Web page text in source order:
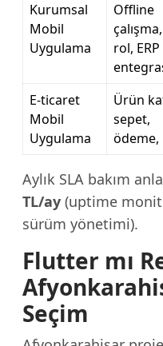
Kurumsal
Mobil
Uygulama
Offline
rol, ERP
E-ticaret
Mobil
Uygulama
Ürün
sepet,
ödeme,
Aylık SLA bakım
TL/ay (uptime
sürüm yönetimi).
Flutter mı
Seçim